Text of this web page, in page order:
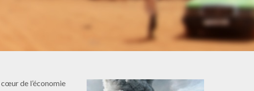
de l’économie